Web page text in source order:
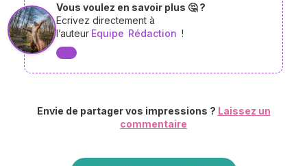
Vous voulez en savoir plus 🤔 ?
Ecrivez directement à
l’auteur Equipe Rédaction !
Envie de partager vos impressions ? Laissez un
commentaire